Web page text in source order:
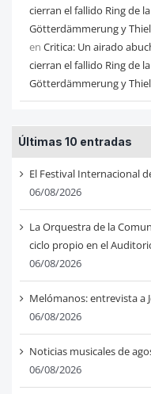
cierran el fallido Ring de
Götterdämmerung y
en Critica: Un airado
cierran el fallido Ring de
Götterdämmerung y
Últimas 10 entradas
El Festival Internacional
06/08/2026
La Orquestra de la
ciclo propio en el
06/08/2026
Melómanos: entrevista a
06/08/2026
Noticias musicales de
06/08/2026